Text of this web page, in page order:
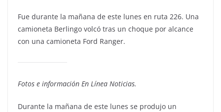
Fue durante la mañana de este lunes en ruta 226. Una
camioneta Berlingo volcó tras un choque por alcance
con una camioneta Ford Ranger.
Fotos e información En Línea Noticias.
Durante la mañana de este lunes se produjo un